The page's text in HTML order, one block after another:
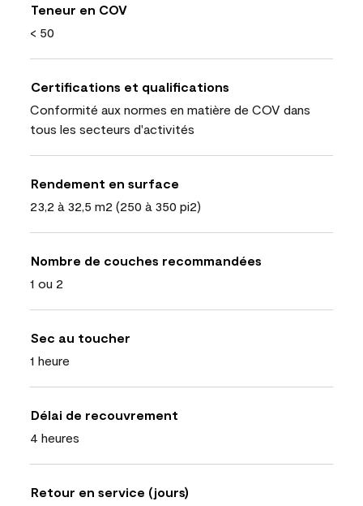
Teneur en COV
< 50
Certifications et qualifications
Conformité aux normes en matière de COV dans
tous les secteurs d'activités
Rendement en surface
23,2 à 32,5 m2 (250 à 350 pi2)
Nombre de couches recommandées
1 ou 2
Sec au toucher
1 heure
Délai de recouvrement
4 heures
Retour en service (jours)